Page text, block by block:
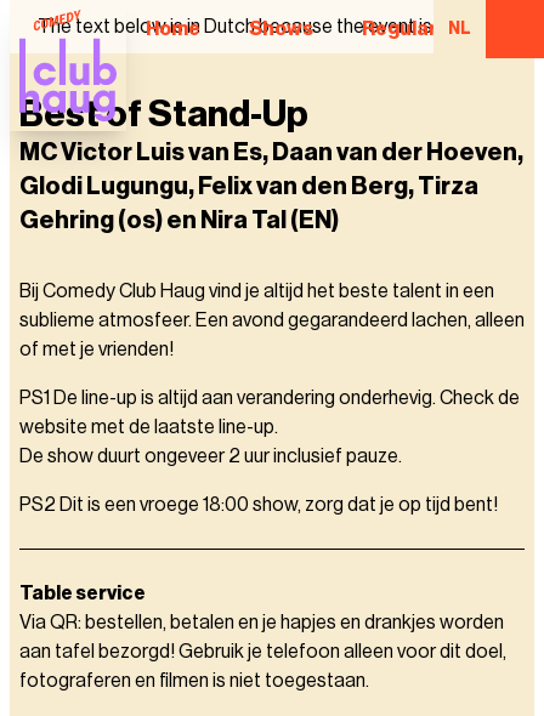
Home Shows Regular NL
The text below is in Dutch because the event is in Dutch.
Best of Stand-Up
MC Victor Luis van Es, Daan van der Hoeven,
Glodi Lugungu, Felix van den Berg, Tirza
Gehring (os) en Nira Tal (EN)
Bij Comedy Club Haug vind je altijd het beste talent in een
sublieme atmosfeer. Een avond gegarandeerd lachen, alleen
of met je vrienden!
PS1 De line-up is altijd aan verandering onderhevig. Check de
website met de laatste line-up.
De show duurt ongeveer 2 uur inclusief pauze.
PS2 Dit is een vroege 18:00 show, zorg dat je op tijd bent!
Table service
Via QR: bestellen, betalen en je hapjes en drankjes worden
aan tafel bezorgd! Gebruik je telefoon alleen voor dit doel,
fotograferen en filmen is niet toegestaan.